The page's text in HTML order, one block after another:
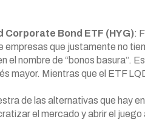
Corporate Bond ETF (HYG):
empresas que justamente no
el nombre de “bonos basura”.
mayor. Mientras que el ETF
de las alternativas que hay
el mercado y abrir el juego